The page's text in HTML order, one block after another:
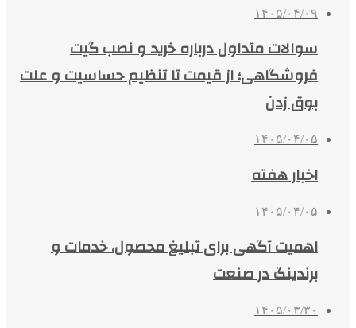
۱۴۰۵/۰۴/۰۹
سوالات متداول درباره خرید و نصب گیت
فروشگاهی؛ از قیمت تا تنظیم حساسیت و علت
بوق زدن
۱۴۰۵/۰۴/۰۵
اخبار هفته
۱۴۰۵/۰۴/۰۵
اهمیت آگهی برای تبلیغ محصول، خدمات و
برندینگ در صنعت
۱۴۰۵/۰۳/۳۰